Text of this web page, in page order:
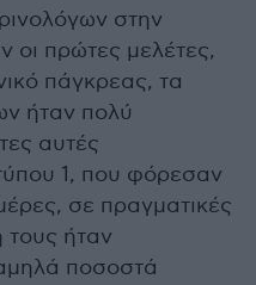
στην
οι πρώτες μελέτες,
πάγκρεας, τα
ήταν πολύ
αυτές
1, που φόρεσαν
σε πραγματικές
τους ήταν
ποσοστά